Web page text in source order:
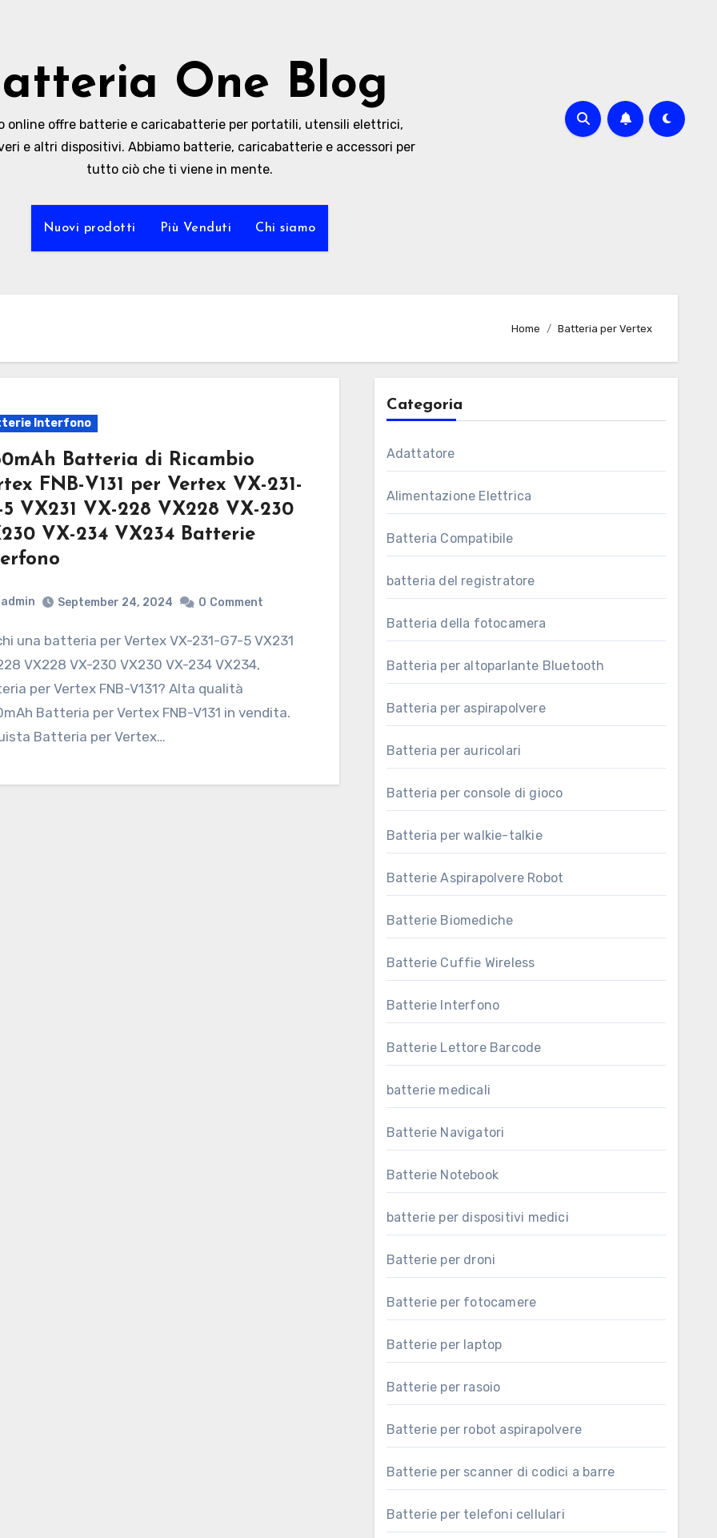
One Blog
online offre batterie e caricabatterie per portatili, utensili elettrici,
e altri dispositivi. Abbiamo batterie, caricabatterie e accessori per
tutto ciò che ti viene in mente.
Nuovi prodotti Più Venduti Chi siamo
Home Batteria per Vertex
Interfono
Batteria di Ricambio
FNB-V131 per Vertex VX-231-
5 VX231 VX-228 VX228 VX-230
VX-234 VX234 Batterie
admin September 24, 2024 0 Comment
VX228 VX-230 VX230 VX-234 VX234,
per Vertex FNB-V131? Alta qualità
Batteria per Vertex FNB-V131 in vendita.
Batteria per Vertex…
Categoria
Adattatore
Alimentazione Elettrica
Batteria Compatibile
batteria del registratore
Batteria della fotocamera
Batteria per altoparlante Bluetooth
Batteria per aspirapolvere
Batteria per auricolari
Batteria per console di gioco
Batteria per walkie-talkie
Batterie Aspirapolvere Robot
Batterie Biomediche
Batterie Cuffie Wireless
Batterie Interfono
Batterie Lettore Barcode
batterie medicali
Batterie Navigatori
Batterie Notebook
batterie per dispositivi medici
Batterie per droni
Batterie per fotocamere
Batterie per laptop
Batterie per rasoio
Batterie per robot aspirapolvere
Batterie per scanner di codici a barre
Batterie per telefoni cellulari